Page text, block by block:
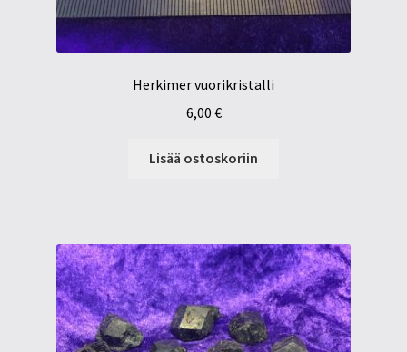
Herkimer vuorikristalli
6,00 €
Lisää ostoskoriin